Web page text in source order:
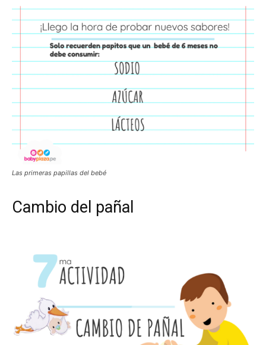
Las primeras papillas del bebé
Cambio del pañal